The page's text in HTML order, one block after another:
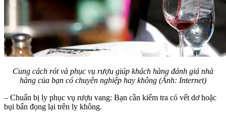
Cung cách rót và phục vụ rượu giúp khách hàng đánh giá nhà
hàng của bạn có chuyên nghiệp hay không (Ảnh: Internet)
– Chuẩn bị ly phục vụ rượu vang: Bạn cần kiểm tra có vết dơ hoặc
bụi bẩn đọng lại trên ly không.